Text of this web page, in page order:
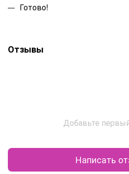
Готово!
Отзывы
Добавьте
Написать